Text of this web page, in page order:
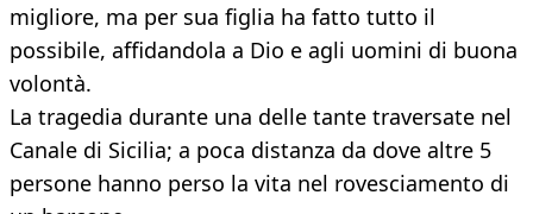
migliore, ma per sua figlia ha fatto tutto il
possibile, affidandola a Dio e agli uomini di buona
volontà.
La tragedia durante una delle tante traversate nel
Canale di Sicilia; a poca distanza da dove altre 5
persone hanno perso la vita nel rovesciamento di